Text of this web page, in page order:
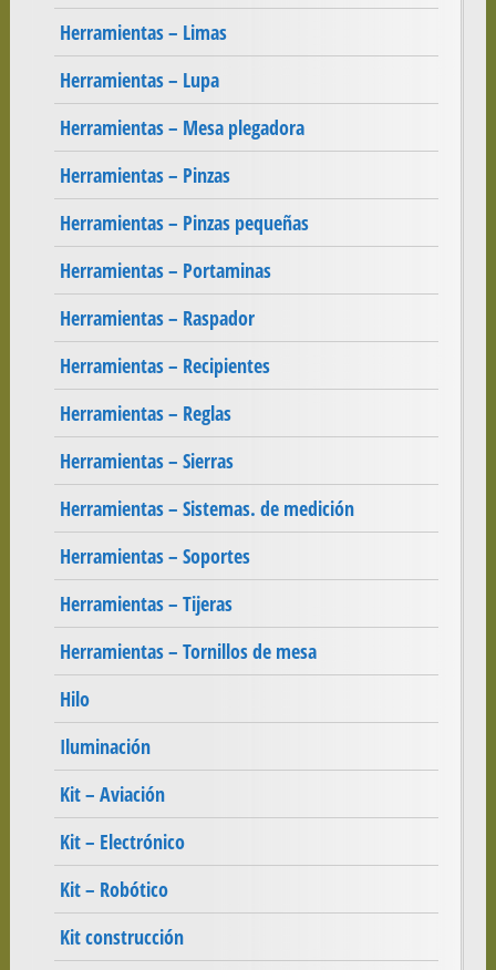
Herramientas – Limas
Herramientas – Lupa
Herramientas – Mesa plegadora
Herramientas – Pinzas
Herramientas – Pinzas pequeñas
Herramientas – Portaminas
Herramientas – Raspador
Herramientas – Recipientes
Herramientas – Reglas
Herramientas – Sierras
Herramientas – Sistemas. de medición
Herramientas – Soportes
Herramientas – Tijeras
Herramientas – Tornillos de mesa
Hilo
Iluminación
Kit – Aviación
Kit – Electrónico
Kit – Robótico
Kit construcción